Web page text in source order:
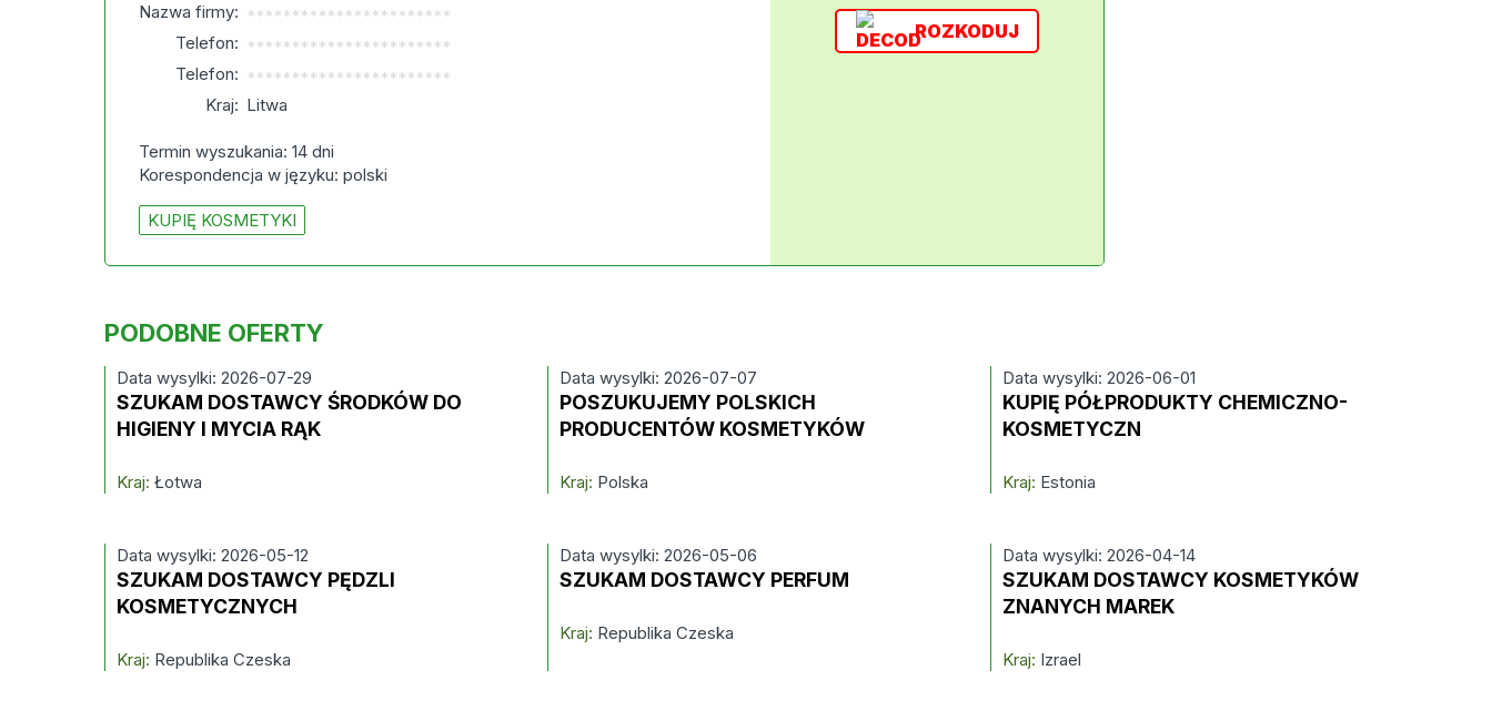
Nazwa firmy: ***********************
Telefon: ***********************
Telefon: ***********************
Kraj: Litwa
Termin wyszukania: 14 dni
Korespondencja w języku: polski
KUPIĘ KOSMETYKI
ROZKODUJ
PODOBNE OFERTY
Data wysylki: 2026-07-29
SZUKAM DOSTAWCY ŚRODKÓW DO
HIGIENY I MYCIA RĄK
Kraj: Łotwa
Data wysylki: 2026-07-07
POSZUKUJEMY POLSKICH
PRODUCENTÓW KOSMETYKÓW
Kraj: Polska
Data wysylki: 2026-06-01
KUPIĘ PÓŁPRODUKTY CHEMICZNO-
KOSMETYCZN
Kraj: Estonia
Data wysylki: 2026-05-12
SZUKAM DOSTAWCY PĘDZLI
KOSMETYCZNYCH
Kraj: Republika Czeska
Data wysylki: 2026-05-06
SZUKAM DOSTAWCY PERFUM
Kraj: Republika Czeska
Data wysylki: 2026-04-14
SZUKAM DOSTAWCY KOSMETYKÓW
ZNANYCH MAREK
Kraj: Izrael